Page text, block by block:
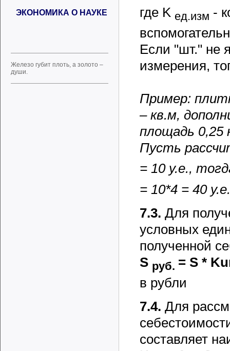
ЭКОНОМИКА О НАУКЕ
Железо губит плоть, а золото –
души.
где K ед.изм -
Если "шт." не
измерения,
Пример:
– кв.м,
площадь 0,25
Пусть
= 10 у.е.,
= 10*4 = 40 у.е.
7.3. Для
условных
полученной
S руб. = S *
в рубли
7.4. Для
составляет